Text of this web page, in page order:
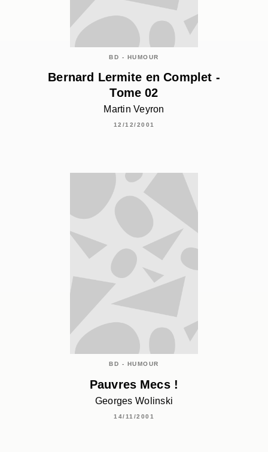
BD - HUMOUR
Bernard Lermite en Complet -
Tome 02
Martin Veyron
12/12/2001
BD - HUMOUR
Pauvres Mecs !
Georges Wolinski
14/11/2001